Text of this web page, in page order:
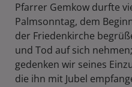
Pfarrer Gemkow durfte
Palmsonntag, dem
der Friedenkirche
und Tod auf sich
gedenken wir seines
die ihn mit Jubel